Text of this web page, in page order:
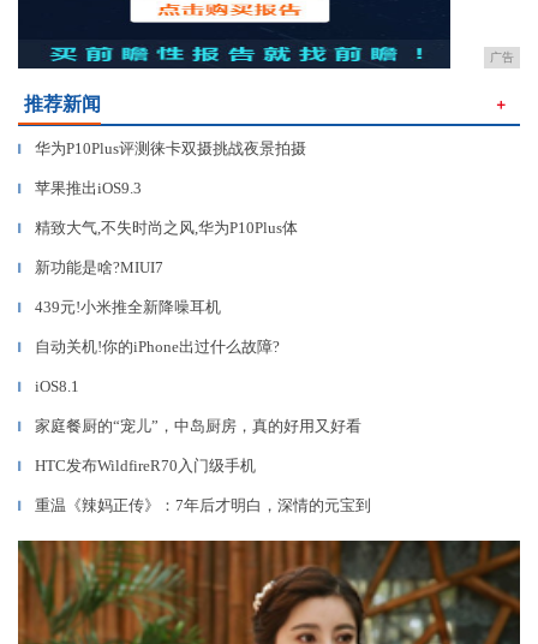
广告
推荐新闻 ＋
▎ 华为P10Plus评测徕卡双摄挑战夜景拍摄
▎ 苹果推出iOS9.3
▎ 精致大气,不失时尚之风,华为P10Plus体
▎ 新功能是啥?MIUI7
▎ 439元!小米推全新降噪耳机
▎ 自动关机!你的iPhone出过什么故障?
▎ iOS8.1
▎ 家庭餐厨的“宠儿”，中岛厨房，真的好用又好看
▎ HTC发布WildfireR70入门级手机
▎ 重温《辣妈正传》：7年后才明白，深情的元宝到